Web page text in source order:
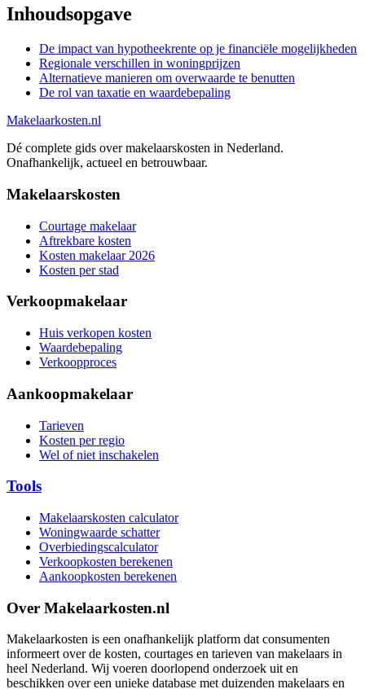
Inhoudsopgave
De impact van hypotheekrente op je financiële mogelijkheden
Regionale verschillen in woningprijzen
Alternatieve manieren om overwaarde te benutten
De rol van taxatie en waardebepaling
Makelaarkosten.nl
Dé complete gids over makelaarskosten in Nederland.
Onafhankelijk, actueel en betrouwbaar.
Makelaarskosten
Courtage makelaar
Aftrekbare kosten
Kosten makelaar 2026
Kosten per stad
Verkoopmakelaar
Huis verkopen kosten
Waardebepaling
Verkoopproces
Aankoopmakelaar
Tarieven
Kosten per regio
Wel of niet inschakelen
Tools
Makelaarskosten calculator
Woningwaarde schatter
Overbiedingscalculator
Verkoopkosten berekenen
Aankoopkosten berekenen
Over Makelaarkosten.nl
Makelaarkosten is een onafhankelijk platform dat consumenten
informeert over de kosten, courtages en tarieven van makelaars in
heel Nederland. Wij voeren doorlopend onderzoek uit en
beschikken over een unieke database met duizenden makelaars en